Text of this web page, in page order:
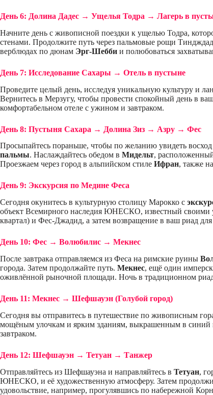
День 6: Долина Дадес → Ущелья Тодра → Лагерь в
Начните день с живописной поездки к ущелью Тодра,
стенами. Продолжите путь через пальмовые рощи
верблюдах по дюнам Эрг-Шебби и полюбоваться
День 7: Исследование Сахары → Отель в пустыне
Проведите целый день, исследуя уникальную культуру и
Вернитесь в Мерзугу, чтобы провести спокойный день в
комфортабельном отеле с ужином и завтраком.
День 8: Пустыня Сахара → Долина Зиз → Азру → Фес
Просыпайтесь пораньше, чтобы по желанию увидеть
пальмы. Наслаждайтесь обедом в Мидельт,
Проезжаем через город в альпийском стиле Ифран, также
День 9: Экскурсия по Медине Феса
Сегодня окунитесь в культурную столицу Марокко с
объект Всемирного наследия ЮНЕСКО, известный своими
квартал) и Фес-Джадид, а затем возвращение в ваш риад
День 10: Фес → Волюбилис → Мекнес
После завтрака отправляемся из Феса на римские руины
города. Затем продолжайте путь. Мекнес, ещё один
оживлённой рыночной площади. Ночь в традиционном
День 11: Мекнес → Шефшауэн (Голубой город)
Сегодня вы отправитесь в путешествие по живописным
мощёным улочкам и ярким зданиям, выкрашенным в синий
завтраком.
День 12: Шефшауэн → Тетуан → Танжер
Отправляйтесь из Шефшауэна и направляйтесь в Тетуан,
ЮНЕСКО, и её художественную атмосферу. Затем
удовольствие, например, прогулявшись по набережной